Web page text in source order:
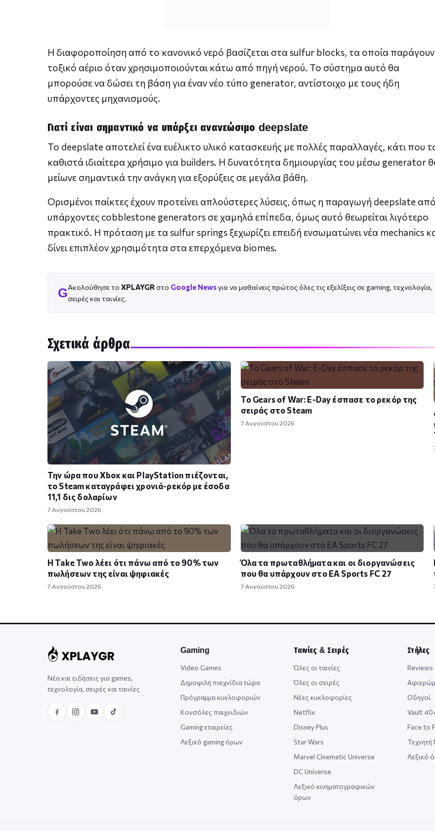
Η διαφοροποίηση από το κανονικό νερό βασίζεται στα sulfur blocks, τα οποία παράγουν
τοξικό αέριο όταν χρησιμοποιούνται κάτω από πηγή νερού. Το σύστημα αυτό θα
μπορούσε να δώσει τη βάση για έναν νέο τύπο generator, αντίστοιχο με τους ήδη
υπάρχοντες μηχανισμούς.
Γιατί είναι σημαντικό να υπάρξει ανανεώσιμο deepslate
Το deepslate αποτελεί ένα ευέλικτο υλικό κατασκευής με πολλές παραλλαγές, κάτι που
καθιστά ιδιαίτερα χρήσιμο για builders. Η δυνατότητα δημιουργίας του μέσω generator
μείωνε σημαντικά την ανάγκη για εξορύξεις σε μεγάλα βάθη.
Ορισμένοι παίκτες έχουν προτείνει απλούστερες λύσεις, όπως η παραγωγή deepslate από
υπάρχοντες cobblestone generators σε χαμηλά επίπεδα, όμως αυτό θεωρείται λιγότερο
πρακτικό. Η πρόταση με τα sulfur springs ξεχωρίζει επειδή ενσωματώνει νέα mechanics
δίνει επιπλέον χρησιμότητα στα επερχόμενα biomes.
GΑκολούθησε το XPLAYGR στο Google Newsγια να μαθαίνεις πρώτος όλες τις εξελίξεις σε gaming, τεχνολογία,
σειρές και ταινίες.
Σχετικά άρθρα
Την ώρα που Xbox και PlayStation πιέζονται,
το Steam καταγράφει χρονιά-ρεκόρ με έσοδα
11,1 δις δολαρίων
7 Αυγούστου 2026
Το Gears of War: E-Day έσπασε το ρεκόρ της
σειράς στο Steam
7 Αυγούστου 2026
Η Take Twο λέει ότι πάνω από το 90% των
πωλήσεων της είναι ψηφιακές
7 Αυγούστου 2026
Όλα τα πρωταθλήματα και οι διοργανώσεις
που θα υπάρχουν στο EA Sports FC 27
7 Αυγούστου 2026
Νέα και ειδήσεις για games,
τεχνολογία, σειρές και ταινίες
Gaming
Video Games
Δημοφιλή παιχνίδια τώρα
Πρόγραμμα κυκλοφοριών
Κονσόλες παιχνιδιών
Gaming εταιρείες
Λεξικό gaming όρων
Ταινίες & Σειρές
Όλες οι ταινίες
Όλες οι σειρές
Νέες κυκλοφορίες
Netflix
Disney Plus
Star Wars
Marvel Cinematic Universe
DC Universe
Λεξικό κινηματογραφικών
όρων
Στήλες
Reviews
Οδηγοί
Vault
Face to
Λεξικό